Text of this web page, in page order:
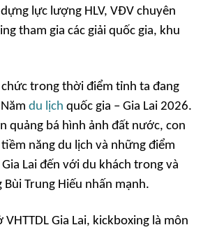
lực lượng HLV, VĐV chuyên
tham gia các giải quốc gia, khu
trong thời điểm tỉnh ta đang
du lịch quốc gia – Gia Lai 2026.
quảng bá hình ảnh đất nước, con
năng du lịch và những điểm
Lai đến với du khách trong và
Bùi Trung Hiếu nhấn mạnh.
VHTTDL Gia Lai, kickboxing là môn